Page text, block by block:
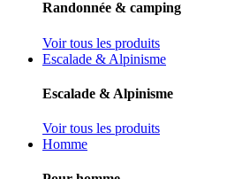
Randonnée & camping
Voir tous les produits
Escalade & Alpinisme
Escalade & Alpinisme
Voir tous les produits
Homme